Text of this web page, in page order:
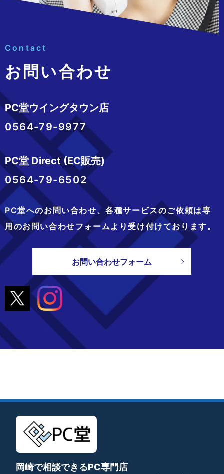
Contact
お問い合わせ
PC堂ウイングタウン店
0564-79-9977
PC堂 Direct (EC販売)
0564-79-6502
PC堂へのお問い合わせ、各種サービスのご依頼は専
用のお問い合わせフォームより 受け付けております。
お問い合わせフォーム
岡崎で相談できるPC専門店